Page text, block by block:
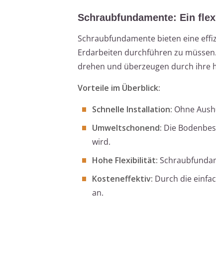
Schraubfundamente: Ein
Schraubfundamente bieten eine
Erdarbeiten durchführen zu
drehen und überzeugen durch ihre
Vorteile im Überblick:
Schnelle Installation: Ohne
Umweltschonend: Die
wird.
Hohe Flexibilität:
Kosteneffektiv: Durch die
an.